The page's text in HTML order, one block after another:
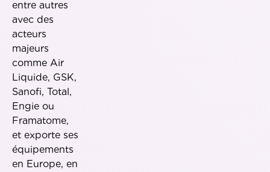
entre autres
avec des
acteurs
majeurs
comme Air
Liquide, GSK,
Sanofi, Total,
Engie ou
Framatome,
et exporte ses
équipements
en Europe, en